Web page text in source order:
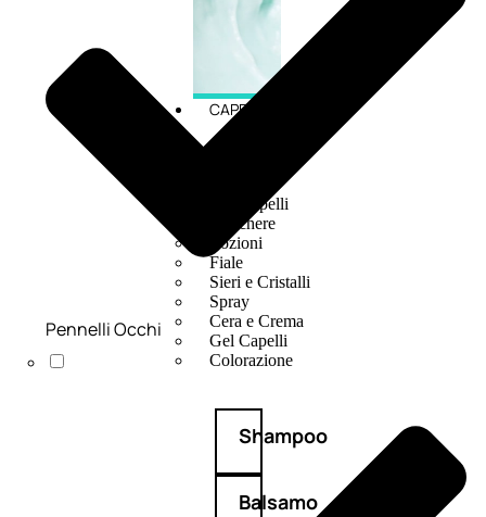
CAPELLI
Shampoo
Olii Capelli
Maschere
Lozioni
Fiale
Sieri e Cristalli
Spray
Cera e Crema
Gel Capelli
Colorazione
Shampoo
Balsamo
Pennelli Occhi